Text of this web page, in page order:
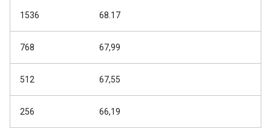
1536 68.17
768 67,99
512 67,55
256 66,19